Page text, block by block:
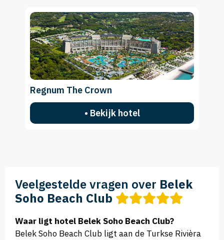
Regnum The Crown
• Bekijk hotel
Veelgestelde vragen over Belek
Soho Beach Club
Waar ligt hotel Belek Soho Beach Club?
Belek Soho Beach Club ligt aan de Turkse Rivièra